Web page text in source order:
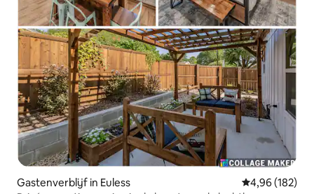
Gastenverblijf in Euless Gemiddelde
4,96 (182)